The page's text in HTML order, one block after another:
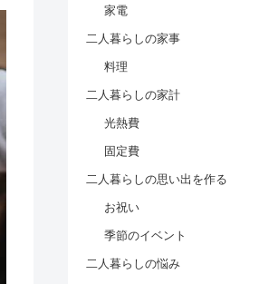
家電
二人暮らしの家事
料理
二人暮らしの家計
光熱費
固定費
二人暮らしの思い出を作る
お祝い
季節のイベント
二人暮らしの悩み